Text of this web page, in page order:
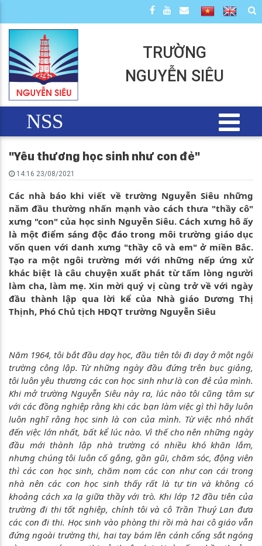
TRƯỜNG
NGUYỄN SIÊU
NSS
"Yêu thương học sinh như con đẻ"
14:16 23/08/2021
Các nhà báo khi viết về trường Nguyễn Siêu những
năm đầu thường nhấn mạnh vào cách thưa "thầy cô"
xưng "con" của học sinh Nguyễn Siêu. Cách xưng hô ấy
là một điểm sáng độc đáo trong môi trường giáo dục
vốn quen với danh xưng "thầy cô và em" ở miền Bắc.
Tạo ra một ngôi trường mới với những nếp ứng xử
khác biệt là câu chuyện xuất phát từ tấm lòng người
làm cha, làm mẹ. Xin mời quý vị cùng trở về với ngày
đầu thành lập qua lời kể của Nhà giáo Dương Thị
Thịnh, Phó Chủ tịch HĐQT trường Nguyễn Siêu
Năm 1964, tôi bắt đầu dạy học, đầu tiên tôi đi dạy ở một ngôi
trường công lập. Từ những ngày đầu đứng trên bục giảng,
tôi luôn yêu thương các con học sinh như là con đẻ của mình.
Khi mở trường Nguyễn Siêu này ra, lúc nào tôi cũng tâm sự
với các đồng nghiệp rằng khi các bạn làm việc gì thì hãy luôn
luôn nghĩ rằng học sinh là con của mình. Từ việc nhỏ nhất
đến việc lớn nhất, bất kể lúc nào. Vì thế cho nên những ngày
đầu mới thành lập nhà trường có nhiều khó khăn lắm,
nhưng chúng tôi luôn cố gắng, gần gũi, chăm sóc, động viên
thì các con học sinh, chăm nom các con như con cái trong
nhà nên các con học sinh thấy rất là tự tin và không có
khoảng cách xa lạ giữa thầy với trò. Khi lớp 12 đầu tiên của
trường đi thi tốt nghiệp, chính tôi và cô Trần Thuý Lan đưa
các con đi thi. Học sinh vào phòng thi rồi mà hai cô giáo vẫn
đứng ngoài trường thi, hai tay bám lên cánh cổng sắt ngóng